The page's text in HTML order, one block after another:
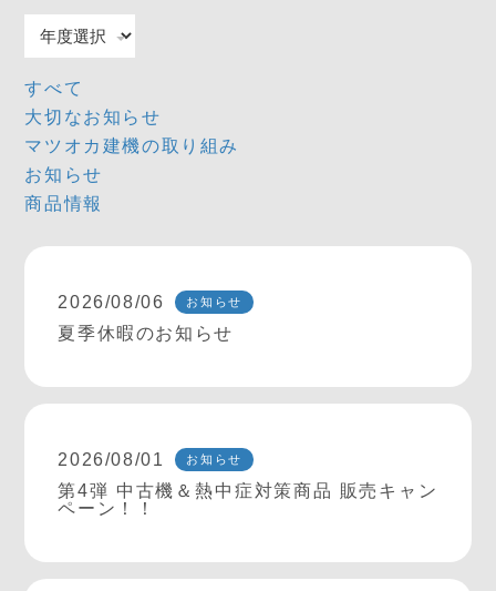
すべて
大切なお知らせ
マツオカ建機の取り組み
お知らせ
商品情報
2026/08/06 お知らせ
夏季休暇のお知らせ
2026/08/01 お知らせ
第4弾 中古機＆熱中症対策商品 販売キャン
ペーン！！